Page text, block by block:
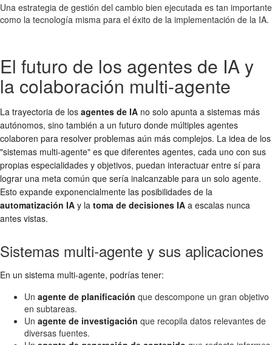
Una estrategia de gestión del cambio bien ejecutada es tan importante
como la tecnología misma para el éxito de la implementación de la IA.
El futuro de los agentes de IA y
la colaboración multi-agente
La trayectoria de los agentes de IA no solo apunta a sistemas más
autónomos, sino también a un futuro donde múltiples agentes
colaboren para resolver problemas aún más complejos. La idea de los
"sistemas multi-agente" es que diferentes agentes, cada uno con sus
propias especialidades y objetivos, puedan interactuar entre sí para
lograr una meta común que sería inalcanzable para un solo agente.
Esto expande exponencialmente las posibilidades de la
automatización IA y la toma de decisiones IA a escalas nunca
antes vistas.
Sistemas multi-agente y sus aplicaciones
En un sistema multi-agente, podrías tener:
Un agente de planificación que descompone un gran objetivo
en subtareas.
Un agente de investigación que recopila datos relevantes de
diversas fuentes.